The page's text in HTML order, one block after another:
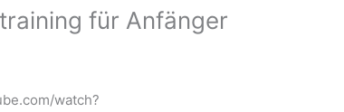
für Anfänger
watch?